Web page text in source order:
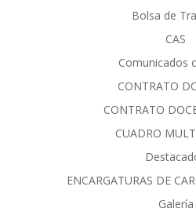
Bolsa de
CAS
Comunicados
CONTRATO
CONTRATO
CUADRO
ENCARGATURAS DE
Galería